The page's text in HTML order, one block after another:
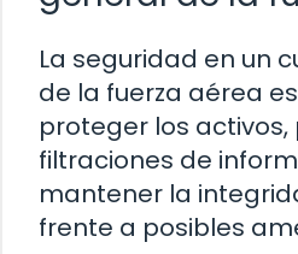
La seguridad en un
de la fuerza aérea
proteger los activos,
filtraciones de
mantener la
frente a posibles